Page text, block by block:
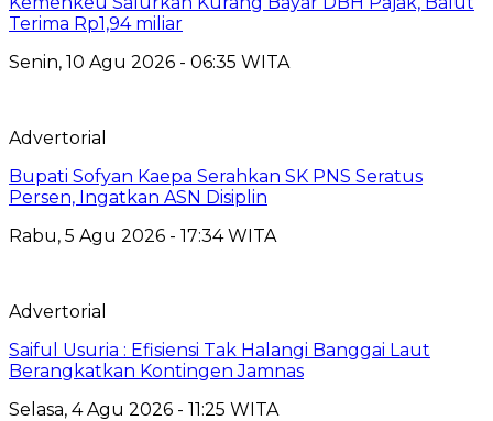
Terima Rp1,94 miliar
Senin, 10 Agu 2026 - 06:35 WITA
Advertorial
Bupati Sofyan Kaepa Serahkan SK PNS Seratus
Persen, Ingatkan ASN Disiplin
Rabu, 5 Agu 2026 - 17:34 WITA
Advertorial
Saiful Usuria : Efisiensi Tak Halangi Banggai Laut
Berangkatkan Kontingen Jamnas
Selasa, 4 Agu 2026 - 11:25 WITA